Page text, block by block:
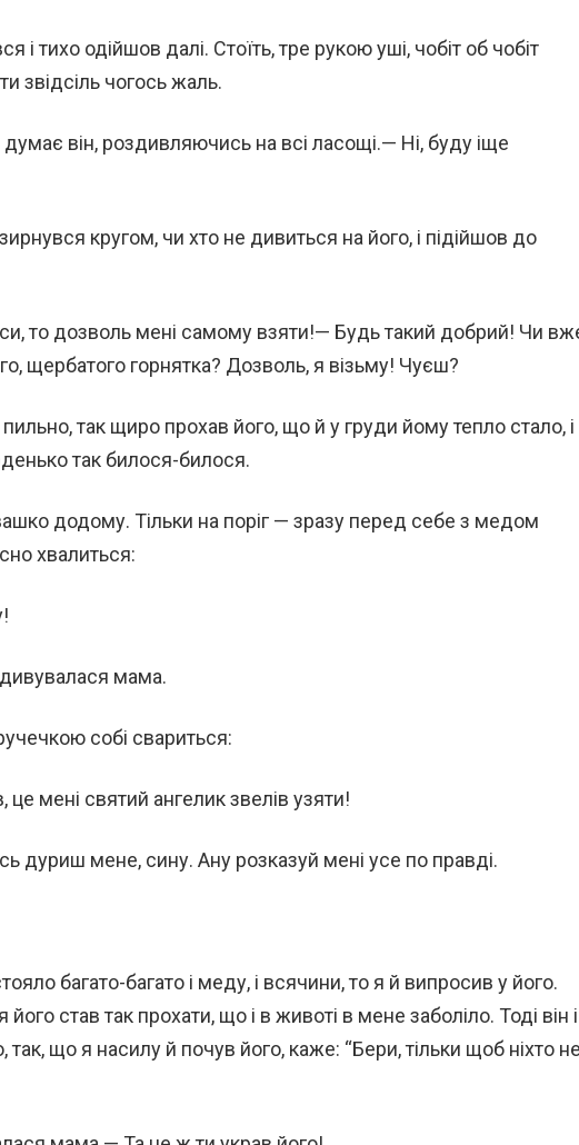
і тихо одійшов далі. Стоїть, тре рукою уші, чобіт об чобіт
звідсіль чогось жаль.
думає він, роздивляючись на всі ласощі.— Ні, буду іще
кругом, чи хто не дивиться на його, і підійшов до
то дозволь мені самому взяти!— Будь такий добрий! Чи
щербатого горнятка? Дозволь, я візьму! Чуєш?
так щиро прохав його, що й у груди йому тепло стало, і
так билося-билося.
додому. Тільки на поріг — зразу перед себе з медом
хвалиться:
мама.
собі свариться:
мені святий ангелик звелів узяти!
дуриш мене, сину. Ану розказуй мені усе по правді.
багато-багато і меду, і всячини, то я й випросив у його.
став так прохати, що і в животі в мене заболіло. Тоді він і
так, що я насилу й почув його, каже: “Бери, тільки щоб ніхто